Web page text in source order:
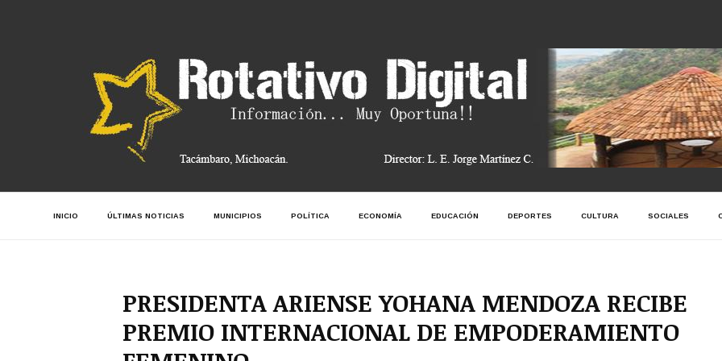
INICIO ÚLTIMAS NOTICIAS MUNICIPIOS POLÍTICA ECONOMÍA EDUCACIÓN DEPORTES CULTURA SOCIALES
PRESIDENTA ARIENSE YOHANA MENDOZA RECIBE
PREMIO INTERNACIONAL DE EMPODERAMIENTO